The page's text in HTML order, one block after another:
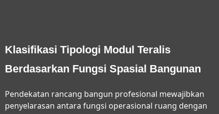
Klasifikasi Tipologi Modul Teralis
Berdasarkan Fungsi Spasial Bangunan
Pendekatan rancang bangun profesional mewajibkan
penyelarasan antara fungsi operasional ruang dengan